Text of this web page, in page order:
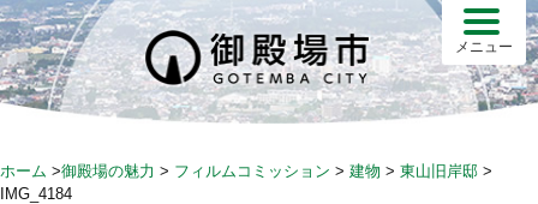
S
k
i
p
c
メニュー
ホーム >御殿場の魅力 > フィルムコミッション > 建物 > 東山旧岸邸 >
IMG_4184